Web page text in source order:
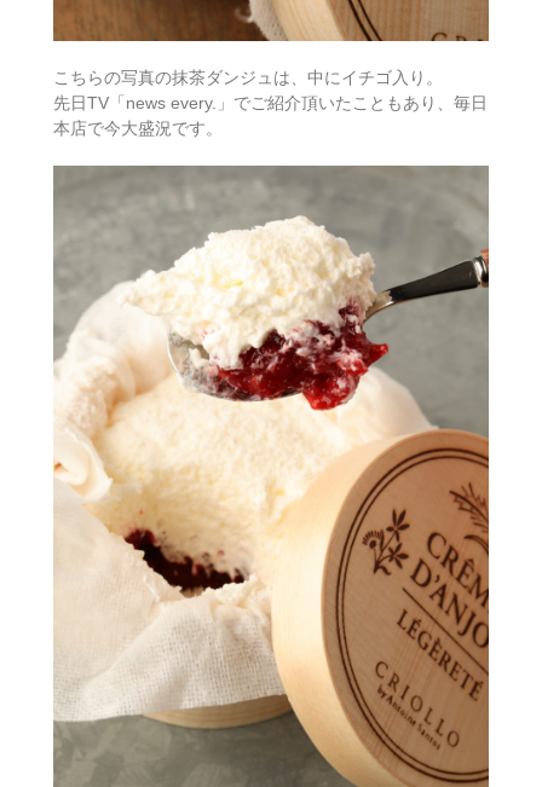
こちらの写真の抹茶ダンジュは、中にイチゴ入り。
先日TV「news every.」でご紹介頂いたこともあり、毎日
本店で今大盛況です。